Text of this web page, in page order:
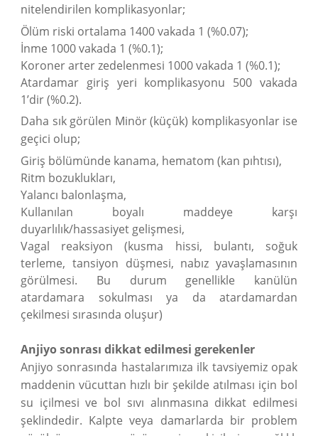
nitelendirilen komplikasyonlar;
Ölüm riski ortalama 1400 vakada 1 (%0.07);
İnme 1000 vakada 1 (%0.1);
Koroner arter zedelenmesi 1000 vakada 1 (%0.1);
Atardamar giriş yeri komplikasyonu 500 vakada
1’dir (%0.2).
Daha sık görülen Minör (küçük) komplikasyonlar ise
geçici olup;
Giriş bölümünde kanama, hematom (kan pıhtısı),
Ritm bozuklukları,
Yalancı balonlaşma,
Kullanılan boyalı maddeye karşı
duyarlılık/hassasiyet gelişmesi,
Vagal reaksiyon (kusma hissi, bulantı, soğuk
terleme, tansiyon düşmesi, nabız yavaşlamasının
görülmesi. Bu durum genellikle kanülün
atardamara sokulması ya da atardamardan
çekilmesi sırasında oluşur)
Anjiyo sonrası dikkat edilmesi gerekenler
Anjiyo sonrasında hastalarımıza ilk tavsiyemiz opak
maddenin vücuttan hızlı bir şekilde atılması için bol
su içilmesi ve bol sıvı alınmasına dikkat edilmesi
şeklindedir. Kalpte veya damarlarda bir problem